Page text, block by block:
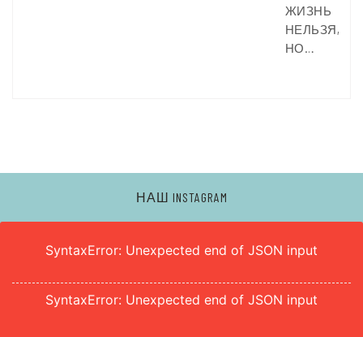
ЖИЗНЬ
НЕЛЬЗЯ,
НО…
НАШ INSTAGRAM
SyntaxError: Unexpected end of JSON input
SyntaxError: Unexpected end of JSON input